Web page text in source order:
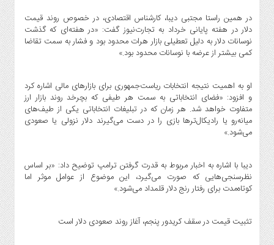
در همین راستا مجتبی دیبا، کارشناس اقتصادی، در خصوص روند قیمت
دلار در هفته پایانی خرداد به تجارت‌نیوز گفت: «در هفته‌ای که گذشت
نوسانات دلار به دلیل تعطیلی بازار هرات محدود بود و فشار به سمت تقاضا
کمی بیشتر از عرضه با نوسانات محدود بود.»
او به اهمیت نتیجه انتخابات ریاست‌جمهوری برای بازارهای مالی اشاره کرد
و افزود: «فضای انتخاباتی به سمت هر طیفی که بچرخد روند بازار ارز
متفاوت خواهد شد. هر زمان که در تبلیغات انتخاباتی یکی از طیف‌های
میانه‌رو یا رادیکال‌ترها بازی را در دست می‌گیرند دلار نزولی یا صعودی
می‌شود.»
دیبا با اشاره به اخبار مربوط به قدرت گرفتن ترامپ توضیح داد: «بر اساس
نظرسنجی‌هایی که صورت می‌گیرد، این موضوع از عوامل موثر اما
کوتاه‌مدت برای رفتار رنج دلار قلمداد می‌شود.»
تثبیت قیمت در سقف کریدور پنجم، آغاز روند صعودی دلار است